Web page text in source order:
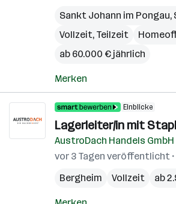
Sankt Johann im Pongau,
Vollzeit, Teilzeit
ab 60.000 € jährlich
Merken
Einblicke
Lagerleiter/in mit
AustroDach Handels GmbH
vor 3 Tagen veröffentlicht
Bergheim
Vollzeit ab